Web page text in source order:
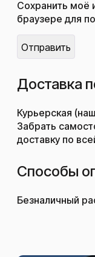
Сохранить моё
браузере для
Доставка
Курьерская
Забрать
доставку по
Способы
Безналичный